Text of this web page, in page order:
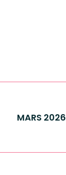
MARS 2026